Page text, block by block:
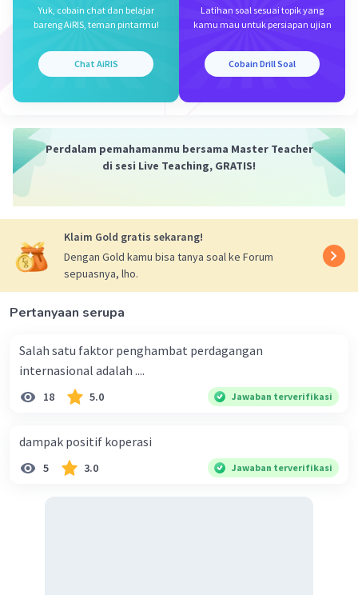
dan benar.
Beri Rating·0.0( Balas
Yuk, cobain chat dan belajar
bareng AiRIS, teman pintarmu!
Chat AiRIS
Latihan soal sesuai topik yang
kamu mau untuk persiapan ujian
Cobain Drill Soal
Perdalam pemahamanmu bersama Master Teacher
di sesi Live Teaching, GRATIS!
Klaim Gold gratis sekarang!
Dengan Gold kamu bisa tanya soal ke Forum
sepuasnya, lho.
Pertanyaan serupa
Salah satu faktor penghambat perdagangan
internasional adalah ....
18 5.0 Jawaban terverifikasi
dampak positif koperasi
5 3.0 Jawaban terverifikasi